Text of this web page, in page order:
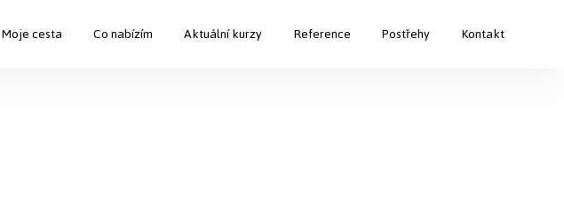
Moje cesta Co nabízím Aktuální kurzy Reference Postřehy Kontakt